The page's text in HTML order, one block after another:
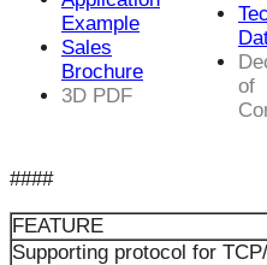
Example
Sales
Brochure
3D PDF
of
####
FEATURE
Supporting protocol for